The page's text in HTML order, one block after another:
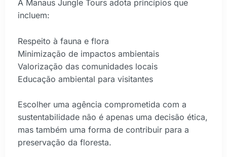
A Manaus Jungle Tours adota princípios que
incluem:
Respeito à fauna e flora
Minimização de impactos ambientais
Valorização das comunidades locais
Educação ambiental para visitantes
Escolher uma agência comprometida com a
sustentabilidade não é apenas uma decisão ética,
mas também uma forma de contribuir para a
preservação da floresta.